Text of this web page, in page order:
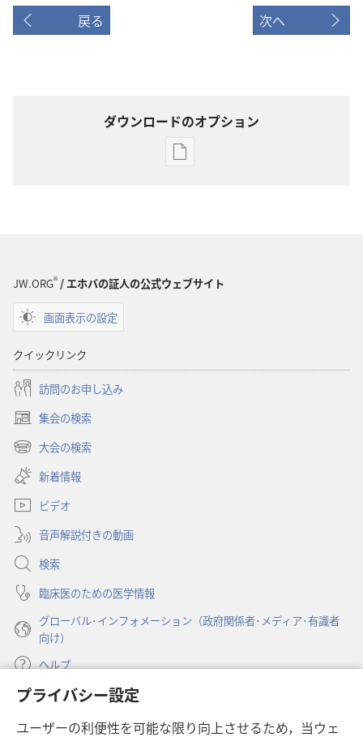
プライバシー設定
ユーザーの利便性を可能な限り向上させるため，当ウェ
戻る 次へ
ダウンロードのオプション
出
ン
1
1
JW.ORG®/ エホバの証人の公式ウェブサイト
画面表示の設定
クイックリンク
訪問のお申し込み
集会の検索
（新
し
タ
で
開
く）
大会の検索
（新
し
い
タ
ブ
で
開
く）
新着情報
ビデオ
音声解説付きの動画
検索
臨床医のための医学情報
グローバル･インフォメーション（政府関係者･メディア･有識者
向け）
ヘルプ
寄付
し